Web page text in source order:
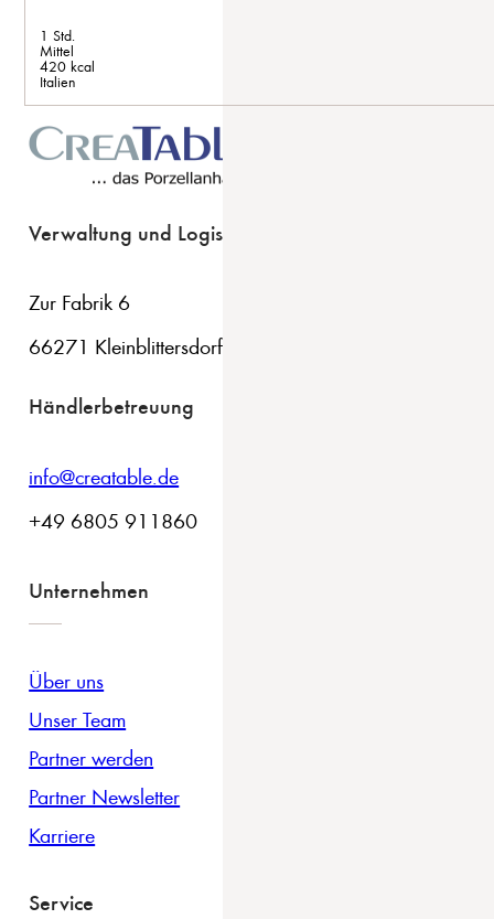
1 Std.
Mittel
420 kcal
Italien
Verwaltung und Logistik
Zur Fabrik 6
66271 Kleinblittersdorf
Händlerbetreuung
info@creatable.de
+49 6805 911860
Unternehmen
Über uns
Unser Team
Partner werden
Partner Newsletter
Karriere
Service